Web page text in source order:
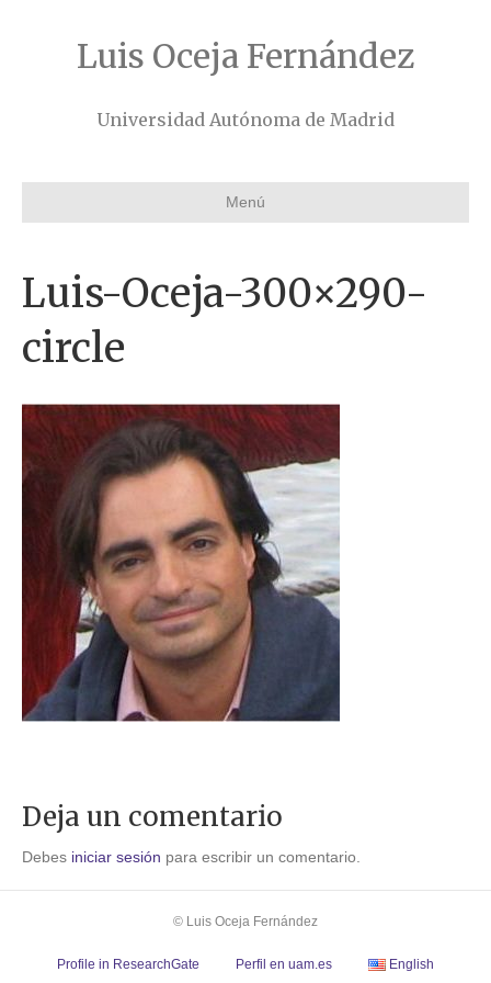
Luis Oceja Fernández
Universidad Autónoma de Madrid
Menú
Luis-Oceja-300×290-
circle
Deja un comentario
Debes iniciar sesión para escribir un comentario.
© Luis Oceja Fernández
Profile in ResearchGate Perfil en uam.es English